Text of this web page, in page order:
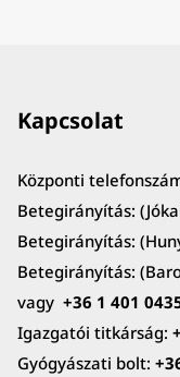
Kapcsolat
Központi
Betegirányítás:
Betegirányítás:
Betegirányítás:
vagy +36 1 401
Igazgatói titkárság:
Gyógyászati bolt: